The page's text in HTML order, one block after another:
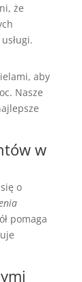
że
aby
Nasze
w
o
pomaga